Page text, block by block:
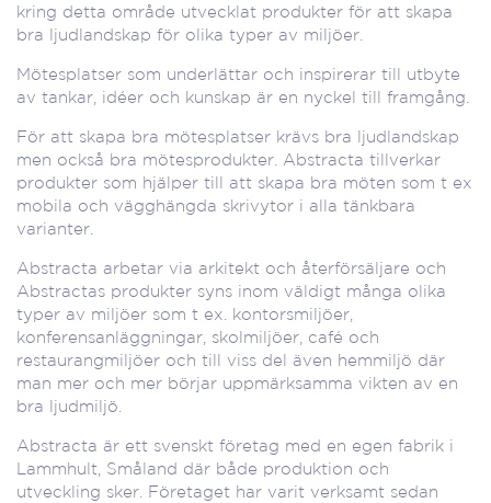
kring detta område utvecklat produkter för att skapa
bra ljudlandskap för olika typer av miljöer.
Mötesplatser som underlättar och inspirerar till utbyte
av tankar, idéer och kunskap är en nyckel till framgång.
För att skapa bra mötesplatser krävs bra ljudlandskap
men också bra mötesprodukter. Abstracta tillverkar
produkter som hjälper till att skapa bra möten som t ex
mobila och vägghängda skrivytor i alla tänkbara
varianter.
Abstracta arbetar via arkitekt och återförsäljare och
Abstractas produkter syns inom väldigt många olika
typer av miljöer som t ex. kontorsmiljöer,
konferensanläggningar, skolmiljöer, café och
restaurangmiljöer och till viss del även hemmiljö där
man mer och mer börjar uppmärksamma vikten av en
bra ljudmiljö.
Abstracta är ett svenskt företag med en egen fabrik i
Lammhult, Småland där både produktion och
utveckling sker. Företaget har varit verksamt sedan